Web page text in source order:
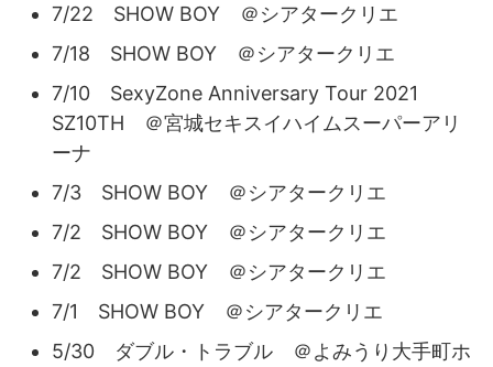
7/22 SHOW BOY ＠シアタークリエ
7/18 SHOW BOY ＠シアタークリエ
7/10 SexyZone Anniversary Tour 2021
SZ10TH ＠宮城セキスイハイムスーパーアリ
ーナ
7/3 SHOW BOY ＠シアタークリエ
7/2 SHOW BOY ＠シアタークリエ
7/2 SHOW BOY ＠シアタークリエ
7/1 SHOW BOY ＠シアタークリエ
5/30 ダブル・トラブル ＠よみうり大手町ホ